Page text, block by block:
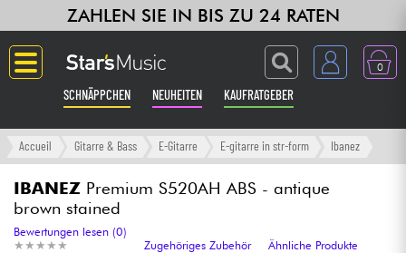
ZAHLEN SIE IN BIS ZU 24 RATEN
0
SCHNÄPPCHEN NEUHEITEN KAUFRATGEBER
Langue
Gitarre & Bass
Verstärker & Effekte
Accueil Gitarre & Bass E-Gitarre E-gitarre in str-form Ibanez
IBANEZ Premium S520AH ABS - antique
brown stained
★ ★ ★ ★ ★
★ ★ ★ ★ ★
Bewertungen lesen (0)
Zugehöriges Zubehör
Ähnliche Produkte